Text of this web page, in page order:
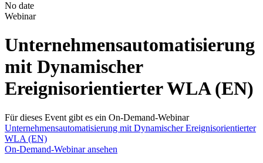
No date
Webinar
Unternehmensautomatisierung
mit Dynamischer
Ereignisorientierter WLA (EN)
Für dieses Event gibt es ein On-Demand-Webinar
Unternehmensautomatisierung mit Dynamischer Ereignisorientierter
WLA (EN)
On-Demand-Webinar ansehen